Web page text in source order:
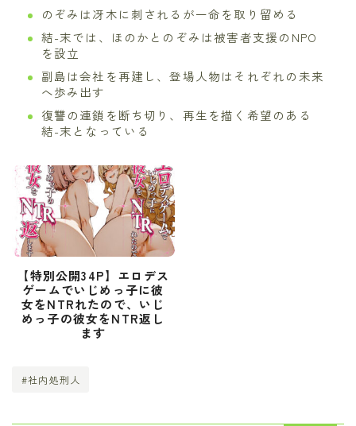
のぞみは冴木に刺されるが一命を取り留める
結-末では、ほのかとのぞみは被害者支援のNPO
を設立
副島は会社を再建し、登場人物はそれぞれの未来
へ歩み出す
復讐の連鎖を断ち切り、再生を描く希望のある
結-末となっている
【特別公開34P】エロデス
ゲームでいじめっ子に彼
女をNTRれたので、いじ
めっ子の彼女をNTR返し
ます
#社内処刑人